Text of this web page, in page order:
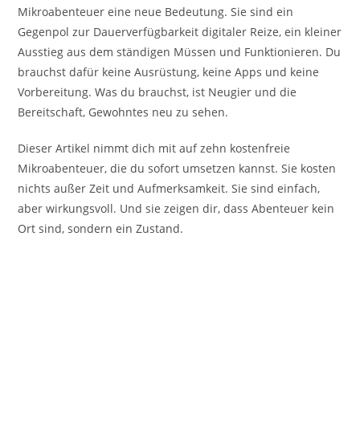
Mikroabenteuer eine neue Bedeutung. Sie sind ein
Gegenpol zur Dauerverfügbarkeit digitaler Reize, ein kleiner
Ausstieg aus dem ständigen Müssen und Funktionieren. Du
brauchst dafür keine Ausrüstung, keine Apps und keine
Vorbereitung. Was du brauchst, ist Neugier und die
Bereitschaft, Gewohntes neu zu sehen.
Dieser Artikel nimmt dich mit auf zehn kostenfreie
Mikroabenteuer, die du sofort umsetzen kannst. Sie kosten
nichts außer Zeit und Aufmerksamkeit. Sie sind einfach,
aber wirkungsvoll. Und sie zeigen dir, dass Abenteuer kein
Ort sind, sondern ein Zustand.